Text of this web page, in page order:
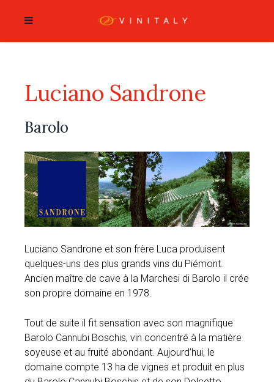
Luciano Sandrone
Barolo
Luciano Sandrone et son frère Luca produisent
quelques-uns des plus grands vins du Piémont.
Ancien maître de cave à la Marchesi di Barolo il crée
son propre domaine en 1978.
Tout de suite il fit sensation avec son magnifique
Barolo Cannubi Boschis, vin concentré à la matière
soyeuse et au fruité abondant. Aujourd’hui, le
domaine compte 13 ha de vignes et produit en plus